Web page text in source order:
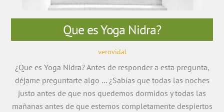
Que es Yoga Nidra?
verovidal
¿Que es Yoga Nidra? Antes de responder a esta pregunta,
déjame preguntarte algo … ¿Sabías que todas las noches
justo antes de que nos quedemos dormidos y todas las
mañanas antes de que estemos completamente despiertos